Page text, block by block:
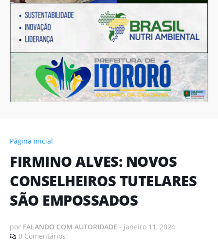
Página inicial
FIRMINO ALVES: NOVOS
CONSELHEIROS TUTELARES
SÃO EMPOSSADOS
por FALANDO COM AUTORIDADE - janeiro 11, 2024
0 Comentários